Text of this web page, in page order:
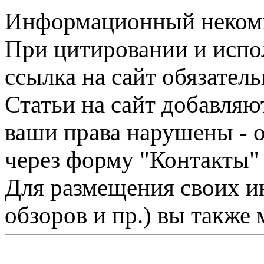
Информационный
При цитировании и
ссылка на сайт
Статьи на сайт
ваши права нарушены -
через форму "Контакты"
Для размещения своих
обзоров и пр.) вы также